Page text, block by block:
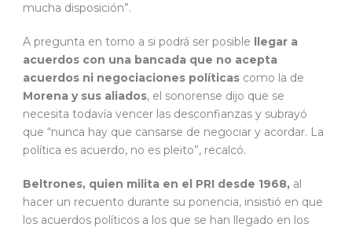
mucha disposición”.
A pregunta en torno a si podrá ser posible llegar a
acuerdos con una bancada que no acepta
acuerdos ni negociaciones políticas como la de
Morena y sus aliados, el sonorense dijo que se
necesita todavía vencer las desconfianzas y subrayó
que “nunca hay que cansarse de negociar y acordar. La
política es acuerdo, no es pleito”, recalcó.
Beltrones, quien milita en el PRI desde 1968, al
hacer un recuento durante su ponencia, insistió en que
los acuerdos políticos a los que se han llegado en los